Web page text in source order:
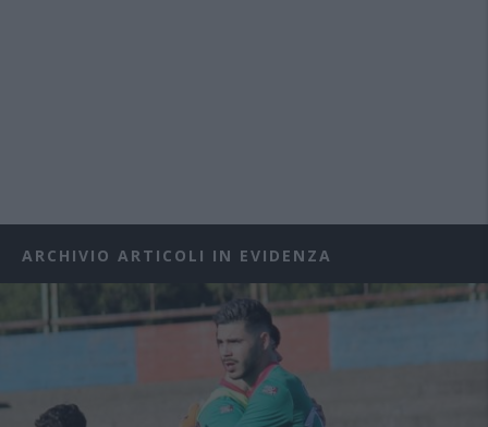
ARCHIVIO ARTICOLI IN EVIDENZA